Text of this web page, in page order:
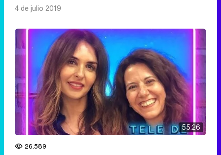
4 de julio 2019
55:26
26.589